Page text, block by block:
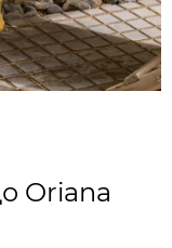
Oriana